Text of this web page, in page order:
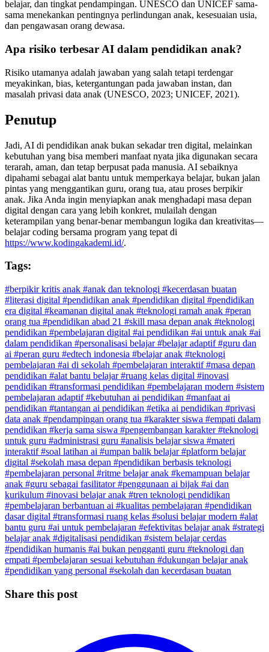
belajar, dan tingkat pendampingan. UNESCO dan UNICEF sama-
sama menekankan pentingnya perlindungan anak, kesesuaian usia,
dan pengawasan orang dewasa.
Apa risiko terbesar AI dalam pendidikan anak?
Risiko utamanya adalah jawaban yang salah tetapi terdengar
meyakinkan, bias, ketergantungan pada jawaban instan, dan
masalah privasi data anak (UNESCO, 2023; UNICEF, 2021).
Penutup
Jadi, AI di pendidikan anak bukan sekadar tren digital, melainkan
kebutuhan yang bisa memberi manfaat nyata jika digunakan secara
terarah, aman, dan tetap berpusat pada manusia. AI sebaiknya
dipahami sebagai alat bantu untuk memperkaya belajar, bukan jalan
pintas yang menggantikan guru, orang tua, atau proses berpikir
anak. Jika Anda ingin menyiapkan anak menghadapi masa depan
digital dengan cara yang lebih konkret, mulailah dengan
keterampilan yang benar-benar membangun logika dan kreativitas—
belajar coding bersama program yang tepat di
https://www.kodingakademi.id/.
Tags:
#berpikir kritis anak #anak dan teknologi #kecerdasan buatan
#literasi digital #pendidikan anak #pendidikan digital #pendidikan
era digital #keamanan digital anak #teknologi ramah anak #peran
orang tua #pendidikan abad 21 #skill masa depan anak #teknologi
pendidikan #pembelajaran digital #ai pendidikan #ai untuk anak #ai
dalam pendidikan #personalisasi belajar#belajar adaptif#guru dan
ai #peran guru #edtech indonesia #belajar anak #teknologi
pembelajaran #ai di sekolah #pembelajaran interaktif#masa depan
pendidikan #alat bantu belajar#ruang kelas digital #inovasi
pendidikan #transformasi pendidikan #pembelajaran modern #sistem
pembelajaran adaptif#kebutuhan ai pendidikan #manfaat ai
pendidikan #tantangan ai pendidikan #etika ai pendidikan #privasi
data anak #pendampingan orang tua #karakter siswa #empati dalam
pendidikan #kerja sama siswa #pengembangan karakter#teknologi
untuk guru #administrasi guru #analisis belajar siswa #materi
interaktif#soal latihan ai #umpan balik belajar#platform belajar
digital #sekolah masa depan #pendidikan berbasis teknologi
#pembelajaran personal #ritme belajar anak #kemampuan belajar
anak #guru sebagai fasilitator#penggunaan ai bijak #ai dan
kurikulum #inovasi belajar anak #tren teknologi pendidikan
#pembelajaran berbantuan ai #kualitas pembelajaran #pendidikan
dasar digital #transformasi ruang kelas #solusi belajar modern #alat
bantu guru #ai untuk pembelajaran #efektivitas belajar anak #strategi
belajar anak #digitalisasi pendidikan #sistem belajar cerdas
#pendidikan humanis #ai bukan pengganti guru #teknologi dan
empati #pembelajaran sesuai kebutuhan #dukungan belajar anak
#pendidikan yang personal #sekolah dan kecerdasan buatan
Share this post